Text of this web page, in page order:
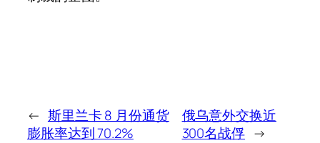
← 斯里兰卡 8 月份通货
膨胀率达到 70.2%
俄乌意外交换近
300名战俘 →